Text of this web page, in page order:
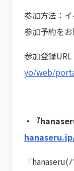
参加方法：
参加予約をお
参加登録URL
yo/web/
・『
『